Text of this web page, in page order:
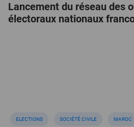
Lancement du réseau des
électoraux nationaux
ELECTIONS SOCIÉTÉ CIVILE MAROC